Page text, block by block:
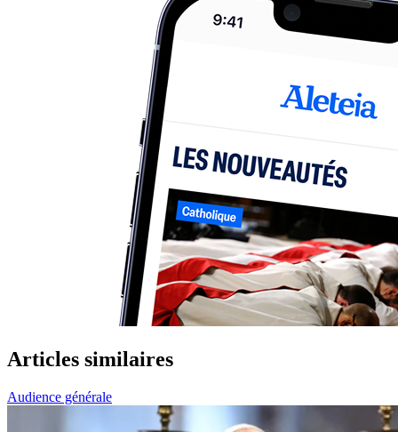
Articles similaires
Audience générale